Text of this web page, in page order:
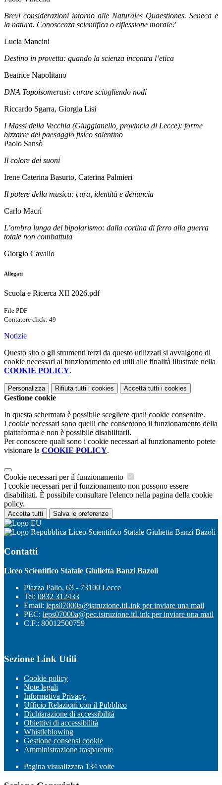
Brevi considerazioni intorno alle Naturales Quaestiones. Seneca e
la natura. Conoscenza scientifica o riflessione morale?
Lucia Mancini
Destino in provetta: quando la scienza incontra l’etica
Beatrice Napolitano
DNA Topoisomerasi: curare sciogliendo nodi
Riccardo Sgarra, Giorgia Lisi
I Massi della Vecchia (Giuggianello, provincia di Lecce): forme
bizzarre del paesaggio fisico salentino
Paolo Sansò
Il colore dei suoni
Irene Caterina Basurto, Caterina Palmieri
Il potere della musica: cura, identità e denuncia
Carlo Macrì
L’ombra lunga del bipolarismo: dalla cortina di ferro alla guerra
totale non combattuta
Giorgio Cavallo
Allegati
Scuola e Ricerca XII 2026.pdf
File PDF
Contatore click: 49
Notizie
Questo sito o gli strumenti terzi da questo utilizzati si avvalgono di
cookie necessari al funzionamento ed utili alle finalità illustrate nella
COOKIE POLICY.
Personalizza Rifiuta tutti i cookies Accetta tutti i cookies
Gestione cookie
In questa schermata è possibile scegliere quali cookie consentire.
I cookie necessari sono quelli che consentono il funzionamento della
piattaforma e non è possibile disabilitarli.
Per conoscere quali sono i cookie necessari al funzionamento potete
visionare la COOKIE POLICY.
Cookie necessari per il funzionamento
I cookie necessari per il funzionamento non possono essere
disabilitati. È possibile consultare l'elenco nella pagina della cookie
policy.
Accetta tutti Salva le preferenze
Liceo Scientifico Statale Giulietta Banzi Bazoli
Contatti
Liceo Scientifico Statale Giulietta Banzi Bazoli
Piazza Palio, 63 - 73100 Lecce
Tel: 0832 312433
Email: leps07000a@istruzione.itLink per inviare una mail
PEC: leps07000a@pec.istruzione.itLink per inviare una mail
C.F.: 80012500759
Sezione Link Utili
Cookie policy
Note legali
Informativa Privacy
Ufficio Relazioni con il Pubblico
Dichiarazione di accessibilità
Obiettivi di accessibilità
Whistleblowing
Gestione consensi cookie
Amministrazione trasparente
Pagina visualizzata 134 volte